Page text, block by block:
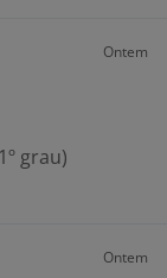
Ontem
grau)
Ontem